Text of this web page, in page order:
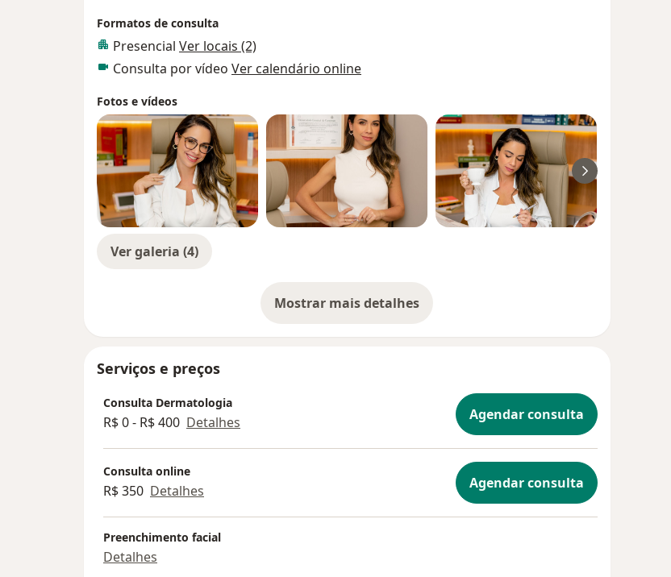
Formatos de consulta
Presencial Ver locais (2)
Consulta por vídeo Ver calendário online
Fotos e vídeos
Ver galeria (4)
Mostrar mais detalhes
sobre a experiência
Serviços e preços
Consulta Dermatologia
R$ 0 - R$ 400 Detalhes Agendar consulta
Consulta online
R$ 350 Detalhes Agendar consulta
Preenchimento facial
Detalhes